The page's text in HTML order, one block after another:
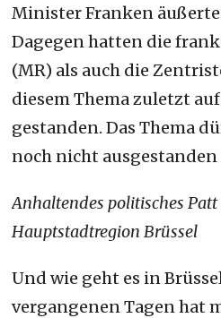
Minister Franken
Dagegen hatten die
(MR) als auch die
diesem Thema zuletzt
gestanden. Das Thema
noch nicht ausgestanden
Anhaltendes politisches
Hauptstadtregion Brüssel
Und wie geht es in
vergangenen Tagen hat